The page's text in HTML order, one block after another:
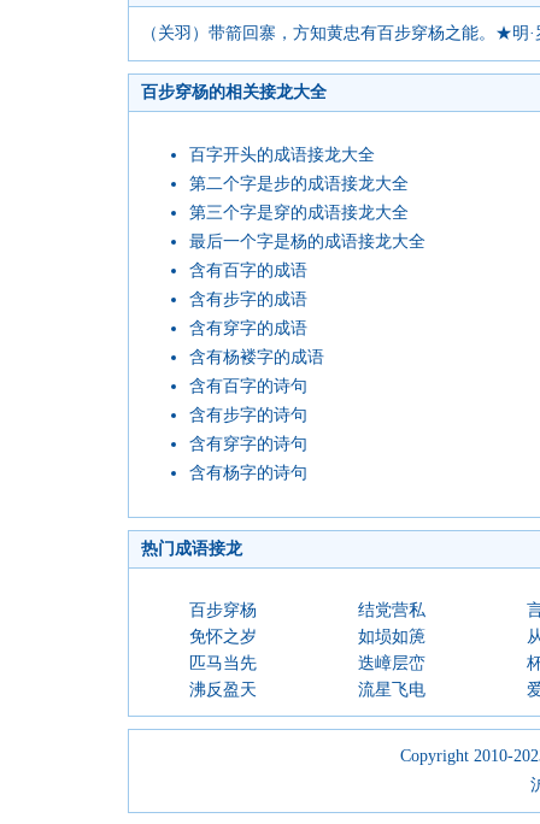
（关羽）带箭回寨，方知黄忠有百步穿杨之能。★明
百步穿杨的相关接龙大全
百字开头的成语接龙大全
第二个字是步的成语接龙大全
第三个字是穿的成语接龙大全
最后一个字是杨的成语接龙大全
含有百字的成语
含有步字的成语
含有穿字的成语
含有杨褛字的成语
含有百字的诗句
含有步字的诗句
含有穿字的诗句
含有杨字的诗句
热门成语接龙
百步穿杨 结党营私
免怀之岁
如埙如箎
匹马当先
迭嶂层峦
沸反盈天
流星飞电
Copyright 2010-